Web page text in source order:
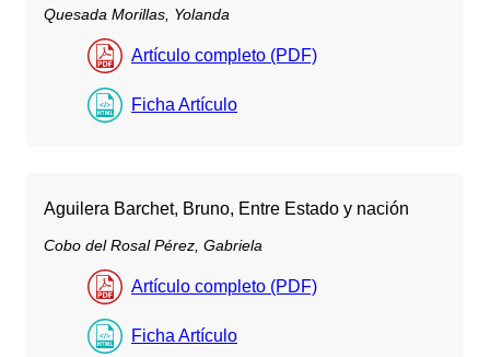
Quesada Morillas, Yolanda
Artículo completo (PDF)
Ficha Artículo
Aguilera Barchet, Bruno, Entre Estado y nación
Cobo del Rosal Pérez, Gabriela
Artículo completo (PDF)
Ficha Artículo